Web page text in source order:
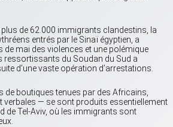
plus de 62.000 immigrants clandestins, la
entrés par le Sinaï égyptien, a
de mai des violences et une polémique
ressortissants du Soudan du Sud a
d’une vaste opération d’arrestations.
de boutiques tenues par des Africains,
verbales — se sont produits essentiellement
de Tel-Aviv, où les immigrants sont